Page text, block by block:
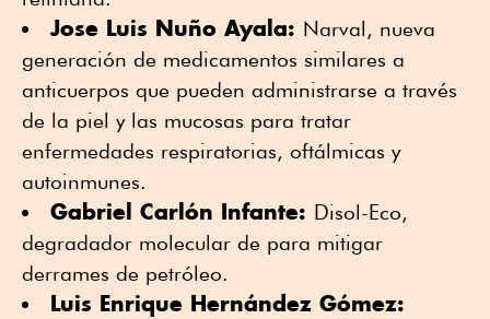
Jose Luis Nuño Ayala: Narval, nueva
generación de medicamentos similares a
anticuerpos que pueden administrarse a través
de la piel y las mucosas para tratar
enfermedades respiratorias, oftálmicas y
autoinmunes.
Gabriel Carlón Infante: Disol-Eco,
degradador molecular de para mitigar
derrames de petróleo.
Luis Enrique Hernández Gómez: